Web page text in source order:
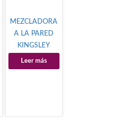
MEZCLADORA
A LA PARED
KINGSLEY
Leer más